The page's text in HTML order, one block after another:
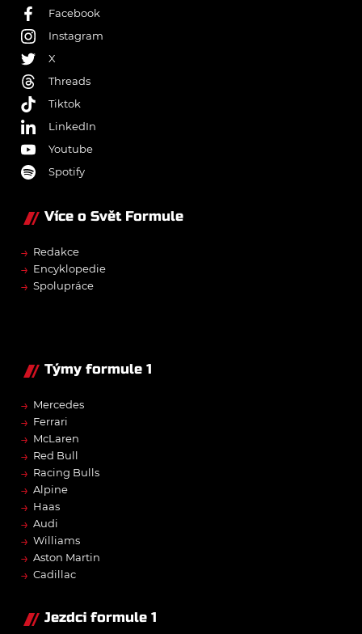
Facebook
Instagram
X
Threads
Tiktok
LinkedIn
Youtube
Spotify
Více o Svět Formule
→ Redakce
→ Encyklopedie
→ Spolupráce
Týmy formule 1
→ Mercedes
→ Ferrari
→ McLaren
→ Red Bull
→ Racing Bulls
→ Alpine
→ Haas
→ Audi
→ Williams
→ Aston Martin
→ Cadillac
Jezdci formule 1